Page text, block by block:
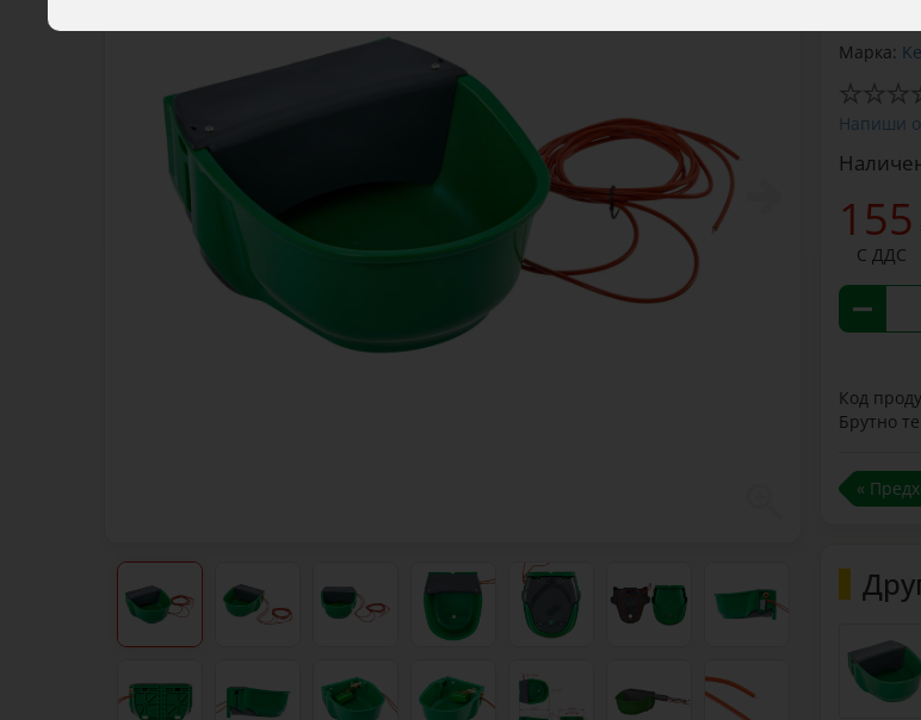
Марка:
Напиши
155
С ДДС
Код
Брутно
«